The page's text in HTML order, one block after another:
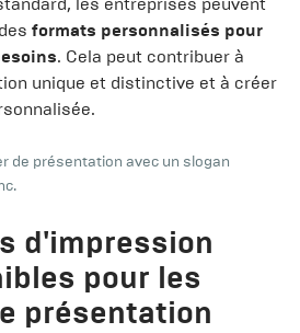
formats personnalisés pour
. Cela peut contribuer à
unique et distinctive et à créer
de présentation avec un slogan
d'impression
pour les
présentation